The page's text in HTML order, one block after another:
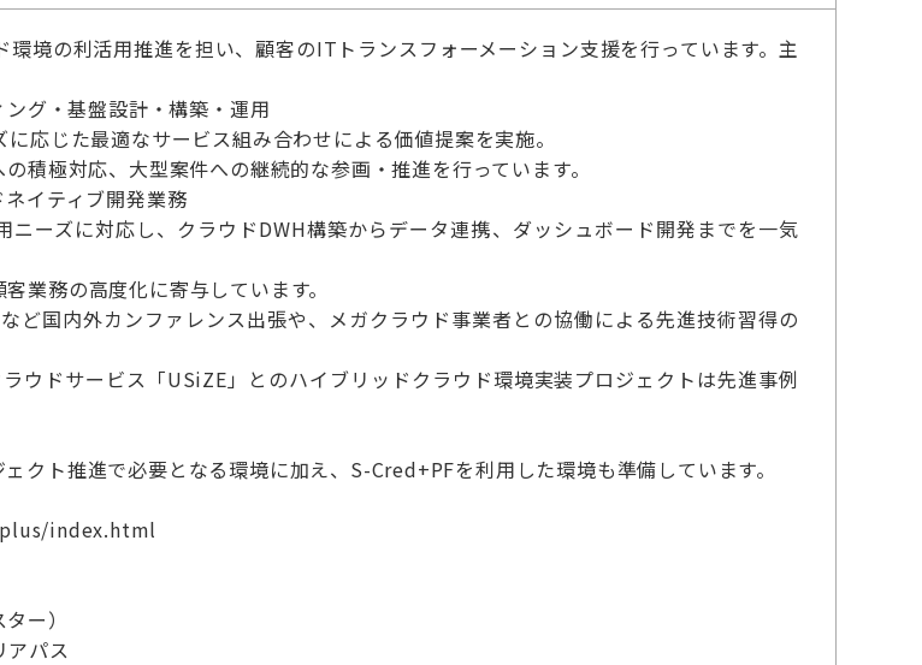
境の利活用推進を担い、顧客のITトランスフォーメーション支援を行っています。主
グ・基盤設計・構築・運用
応じた最適なサービス組み合わせによる価値提案を実施。
積極対応、大型案件への継続的な参画・推進を行っています。
イティブ開発業務
ニーズに対応し、クラウドDWH構築からデータ連携、ダッシュボード開発までを一気
業務の高度化に寄与しています。
国内外カンファレンス出張や、メガクラウド事業者との協働による先進技術習得の
ウドサービス「USiZE」とのハイブリッドクラウド環境実装プロジェクトは先進事例
クト推進で必要となる環境に加え、S-Cred+PFを利用した環境も準備しています。
index.html
ー）
パス